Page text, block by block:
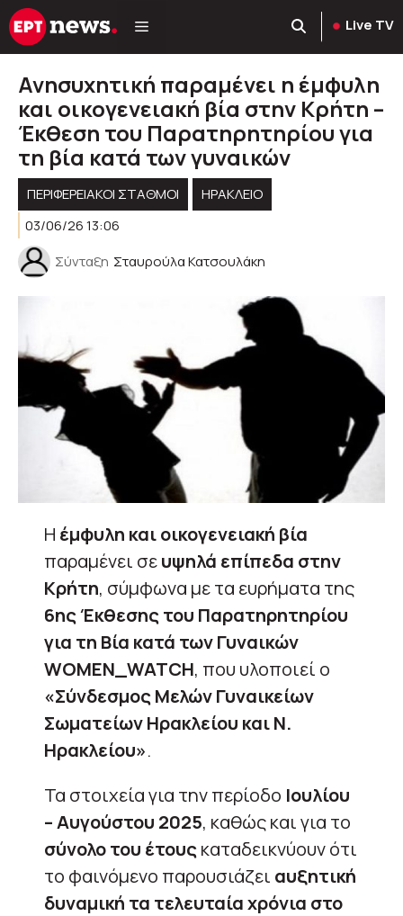
Μετάβαση
σε
Live TV
Ανησυχητική παραμένει η έμφυλη
και οικογενειακή βία στην Κρήτη –
Έκθεση του Παρατηρητηρίου για
τη βία κατά των γυναικών
ΠΕΡΙΦΕΡΕΙΑΚΟΊ ΣΤΑΘΜΟΊ
ΗΡΑΚΛΕΙΟ
03/06/26 13:06
Σύνταξη Σταυρούλα Κατσουλάκη
Η έμφυλη και οικογενειακή βία
παραμένει σευψηλά επίπεδα στην
Κρήτη, σύμφωνα με τα ευρήματα της
6ης Έκθεσης του Παρατηρητηρίου
για τη Βία κατά των Γυναικών
WOMEN_WATCH, που υλοποιεί ο
«Σύνδεσμος Μελών Γυναικείων
Σωματείων Ηρακλείου και Ν.
Ηρακλείου».
Τα στοιχεία για την περίοδο Ιουλίου
– Αυγούστου 2025, καθώς και για το
σύνολο του έτουςκαταδεικνύουν ότι
το φαινόμενο παρουσιάζει αυξητική
δυναμική τα τελευταία χρόνια στο